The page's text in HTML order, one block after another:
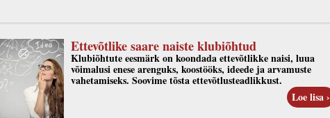
Ettevõtlike saare naiste klubiõhtud
Klubiõhtute eesmärk on koondada ettevõtlikke naisi, luua
võimalusi enese arenguks, koostööks, ideede ja arvamuste
vahetamiseks. Soovime tõsta ettevõtlusteadlikkust.
Loe lisa ›